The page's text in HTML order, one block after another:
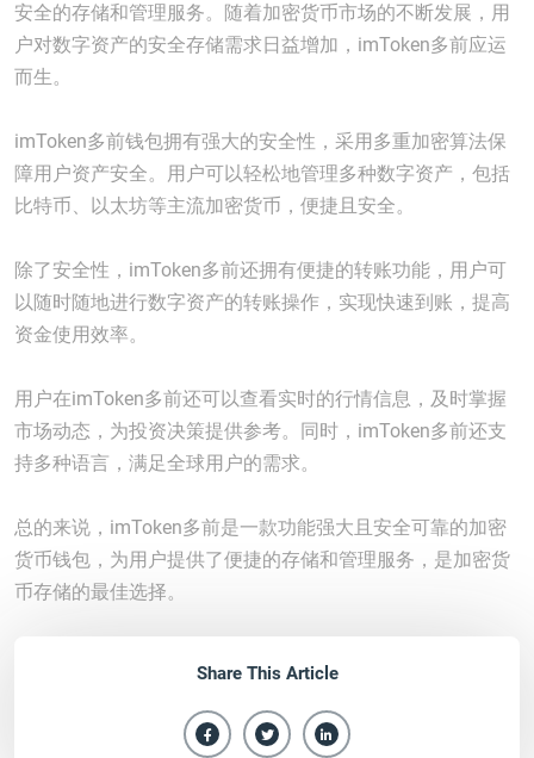
安全的存储和管理服务。随着加密货币市场的不断发展，用
户对数字资产的安全存储需求日益增加，imToken多前应运
而生。
imToken多前钱包拥有强大的安全性，采用多重加密算法保
障用户资产安全。用户可以轻松地管理多种数字资产，包括
比特币、以太坊等主流加密货币，便捷且安全。
除了安全性，imToken多前还拥有便捷的转账功能，用户可
以随时随地进行数字资产的转账操作，实现快速到账，提高
资金使用效率。
用户在imToken多前还可以查看实时的行情信息，及时掌握
市场动态，为投资决策提供参考。同时，imToken多前还支
持多种语言，满足全球用户的需求。
总的来说，imToken多前是一款功能强大且安全可靠的加密
货币钱包，为用户提供了便捷的存储和管理服务，是加密货
币存储的最佳选择。
Share This Article